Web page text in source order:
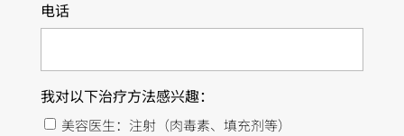
电话
我对以下治疗方法感兴趣：
美容医生：注射（肉毒素、填充剂等）